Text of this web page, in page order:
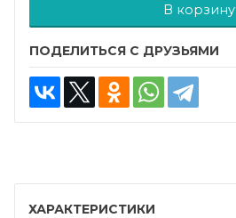
В корзину
ПОДЕЛИТЬСЯ С ДРУЗЬЯМИ
ХАРАКТЕРИСТИКИ